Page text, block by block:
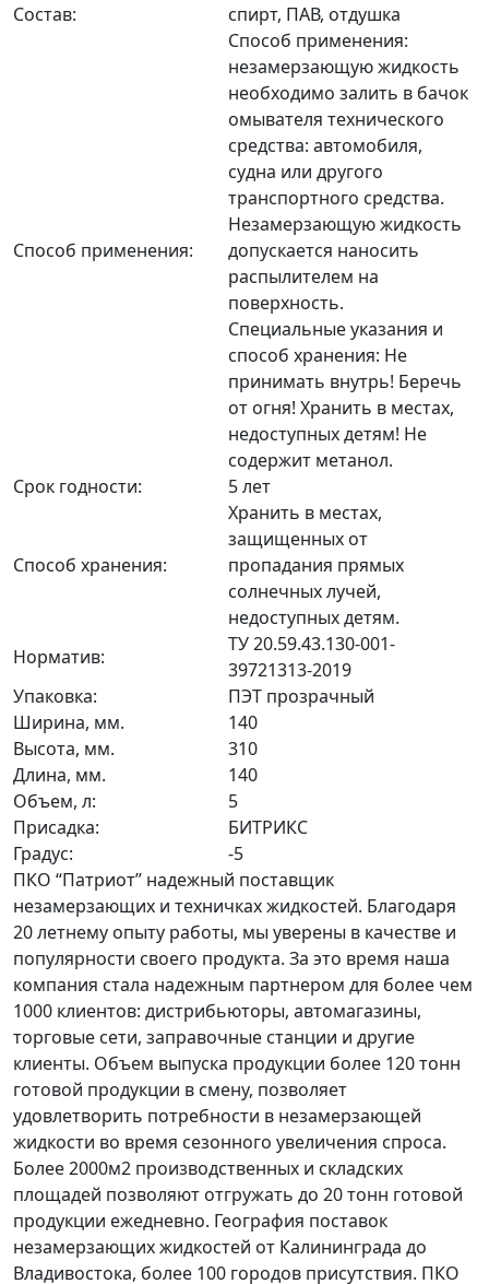
Состав:
спирт, ПАВ, отдушка
Способ применения:
Способ применения:
незамерзающую жидкость
необходимо залить в бачок
омывателя технического
средства: автомобиля,
судна или другого
транспортного средства.
Незамерзающую жидкость
допускается наносить
распылителем на
поверхность.
Специальные указания и
способ хранения: Не
принимать внутрь! Беречь
от огня! Хранить в местах,
недоступных детям! Не
содержит метанол.
Срок годности:
5 лет
Способ хранения:
Хранить в местах,
защищенных от
пропадания прямых
солнечных лучей,
недоступных детям.
Норматив:
ТУ 20.59.43.130-001-
39721313-2019
Упаковка:
ПЭТ прозрачный
Ширина, мм.
140
Высота, мм.
310
Длина, мм.
140
Объем, л:
5
Присадка:
БИТРИКС
Градус:
-5
ПКО “Патриот” надежный поставщик
незамерзающих и техничках жидкостей. Благодаря
20 летнему опыту работы, мы уверены в качестве и
популярности своего продукта. За это время наша
компания стала надежным партнером для более чем
1000 клиентов: дистрибьюторы, автомагазины,
торговые сети, заправочные станции и другие
клиенты. Объем выпуска продукции более 120 тонн
готовой продукции в смену, позволяет
удовлетворить потребности в незамерзающей
жидкости во время сезонного увеличения спроса.
Более 2000м2 производственных и складских
площадей позволяют отгружать до 20 тонн готовой
продукции ежедневно. География поставок
незамерзающих жидкостей от Калининграда до
Владивостока, более 100 городов присутствия. ПКО